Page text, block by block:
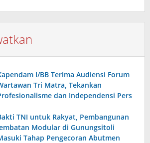
I/BB Terima Audiensi Forum
Tri Matra, Tekankan
dan Independensi Pers
TNI untuk Rakyat, Pembangunan
Modular di Gunungsitoli
Tahap Pengecoran Abutmen